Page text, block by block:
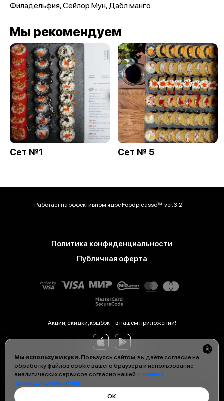
Мы используем куки.Пользуясь сайтом, вы даёте согласие на
обработку файлов cookie вашего браузера и использование
аналитических сервисов согласно нашей политике
конфиденциальности.
ОК
Филадельфия, Сейлор Мун, Дабл манго
Мы рекомендуем
Сет №1 Сет № 5
Работает на эффективном ядреFoodpicássover. 3.2
Политика конфиденциальности
Публичная оферта
Акции, скидки, кэшбэк − в нашем приложении!